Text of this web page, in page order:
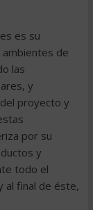
es su
ambientes de
las
y
proyecto y
por su
y
todo el
al final de éste,